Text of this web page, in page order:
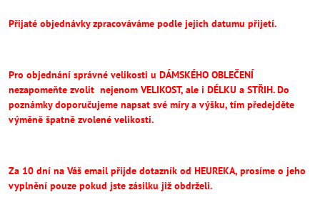
Přijaté objednávky zpracováváme podle jejich datumu přijetí.
Pro objednání správné velikosti u DÁMSKÉHO OBLEČENÍ
nezapomeňte zvolit nejenom VELIKOST, ale i DÉLKU a STŘIH.Do
poznámky doporučujeme napsat své míry a výšku, tím předejděte
výměně špatně zvolené velikosti.
Za 10 dní na Váš email přijde dotazník od HEUREKA, prosíme o jeho
vyplnění pouze pokud jste zásilku již obdrželi.